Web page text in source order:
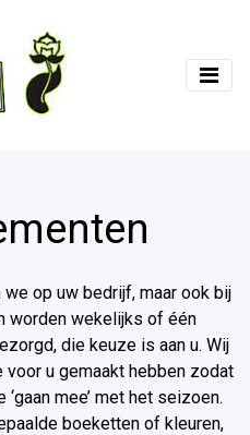
op uw bedrijf, maar ook bij
worden wekelijks of één
die keuze is aan u. Wij
u gemaakt hebben zodat
mee’ met het seizoen.
boeketten of kleuren,